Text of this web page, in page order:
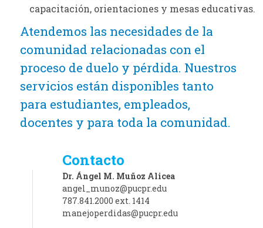
capacitación, orientaciones y mesas educativas.
Atendemos las necesidades de la
comunidad relacionadas con el
proceso de duelo y pérdida. Nuestros
servicios están disponibles tanto
para estudiantes, empleados,
docentes y para toda la comunidad.
Contacto
Dr. Ángel M. Muñoz Alicea
angel_munoz@pucpr.edu
787.841.2000 ext. 1414
manejoperdidas@pucpr.edu